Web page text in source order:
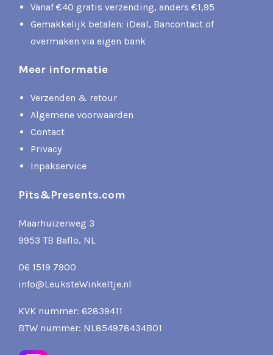
Vanaf €40 gratis verzending, anders €1,95
Gemakkelijk betalen: iDeal, Bancontact of
overmaken via eigen bank
Meer informatie
Verzenden & retour
Algemene voorwaarden
Contact
Privacy
Inpakservice
Pits&Presents.com
Maarhuizerweg 3
9953 TB Baflo, NL
06 1519 7900
info@LeuksteWinkeltje.nl
KVK nummer: 62839411
BTW nummer: NL854978434B01